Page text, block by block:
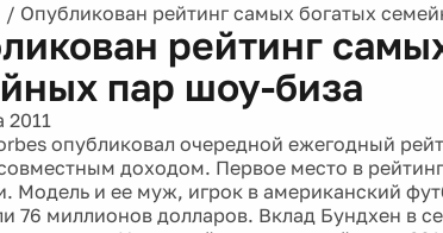
/ Опубликован рейтинг самых богатых
рейтинг
пар шоу-биза
2011
опубликовал очередной ежегодный
доходом. Первое место в
Модель и ее муж, игрок в американский
76 миллионов долларов. Вклад Бундхен в